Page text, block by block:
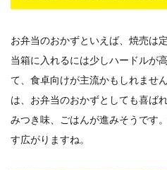
お弁当のおかずといえば、焼売は
当箱に入れるには少しハードルが
て、食卓向けが主流かもしれませ
は、お弁当のおかずとしても喜ば
みつき味、ごはんが進みそうです
す広がりますね。